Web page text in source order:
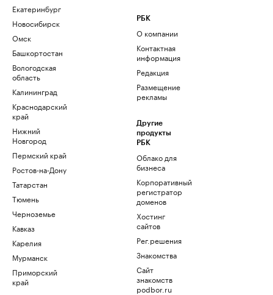
Екатеринбург
Новосибирск
Омск
Башкортостан
Вологодская
область
Калининград
Краснодарский
край
Нижний
Новгород
Пермский край
Ростов-на-Дону
Татарстан
Тюмень
Черноземье
Кавказ
Карелия
Мурманск
Приморский
край
РБК
О компании
Контактная
информация
Редакция
Размещение
рекламы
Другие
продукты
РБК
Облако для
бизнеса
Корпоративный
регистратор
доменов
Хостинг
сайтов
Рег.решения
Знакомства
Сайт
знакомств
podbor.ru